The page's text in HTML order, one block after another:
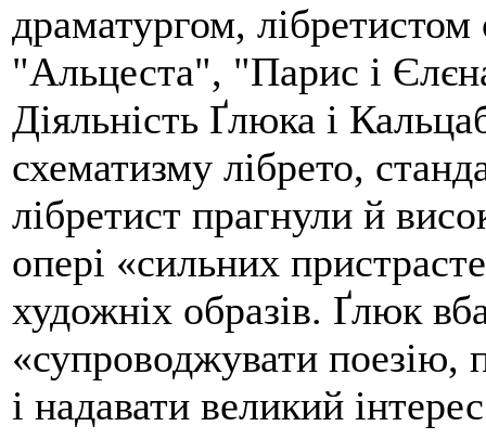
драматургом,
"Альцеста", "Парис і
Діяльність Ґлюка і
схематизму лібрето,
лібретист прагнули й
опері «сильних
художніх образів. Ґлюк
«супроводжувати поезію,
і надавати великий